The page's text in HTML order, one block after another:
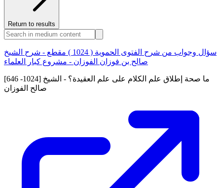
Return to results
سؤال وجواب من شرح الفتوى الحموية ( 1024 ) مقطع - شرح الشيخ
صالح بن فوزان الفوزان - مشروع كبار العلماء
[646 -1024] ما صحة إطلاق علم الكلام على علم العقيدة؟ - الشيخ
صالح الفوزان